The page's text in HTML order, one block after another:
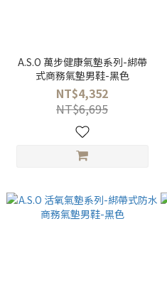
A.S.O 萬步健康氣墊系列-綁帶
式商務氣墊男鞋-黑色
NT$4,352
NT$6,695